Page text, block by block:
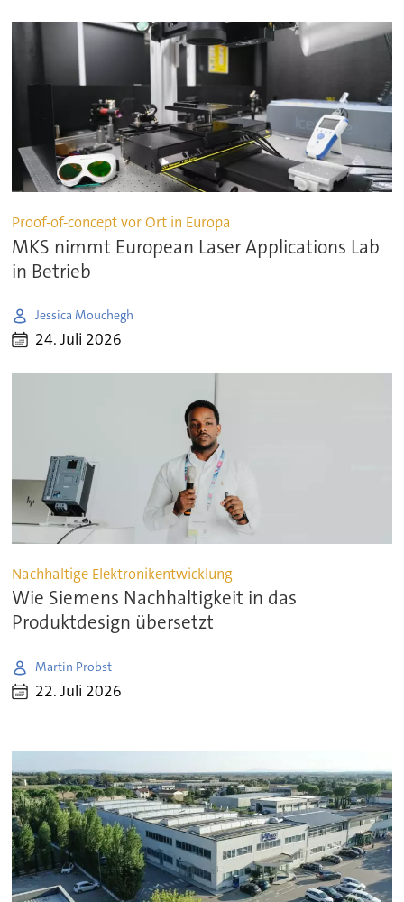
Proof-of-concept vor Ort in Europa
MKS nimmt European Laser Applications Lab
in Betrieb
Jessica Mouchegh
24. Juli 2026
Nachhaltige Elektronikentwicklung
Wie Siemens Nachhaltigkeit in das
Produktdesign übersetzt
Martin Probst
22. Juli 2026